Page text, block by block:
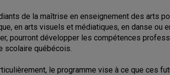
de la maîtrise en enseignement des arts
en arts visuels et médiatiques, en danse ou
pourront développer les compétences
scolaire québécois.
le programme vise à ce que ces